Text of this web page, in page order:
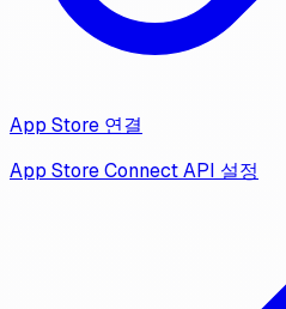
App Store 연결
App Store Connect API 설정